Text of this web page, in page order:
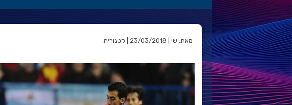
מאת: שי | 23/03/2018 | קטגוריה: